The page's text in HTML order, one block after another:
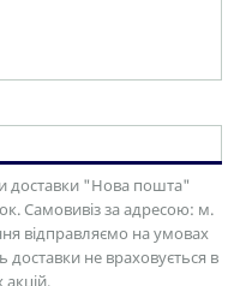
доставки "Нова пошта"
Самовивіз за адресою: м.
відправляємо на умовах
доставки не враховується в